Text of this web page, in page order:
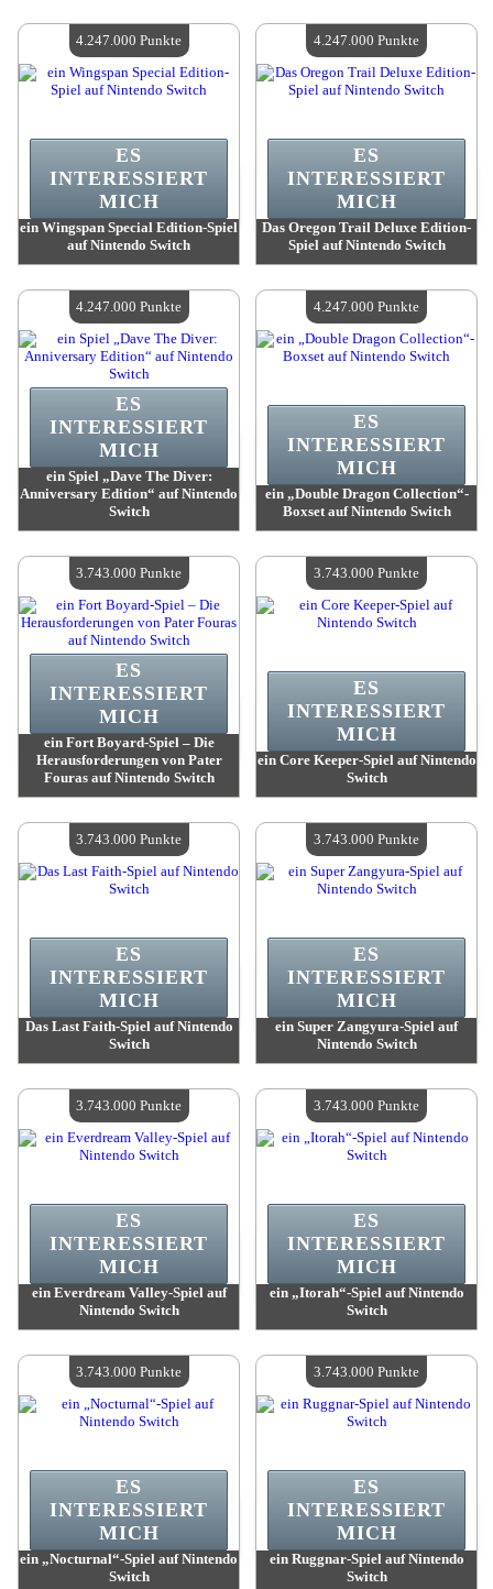
Verfügbare Menge:4
Verfügbare Menge:4
ein Wingspan Special Edition-Spiel
auf Nintendo Switch
Verfügbare Menge:4
ES
INTERESSIERT
MICH
4.247.000 Punkte
Das Oregon Trail Deluxe Edition-
Spiel auf Nintendo Switch
Verfügbare Menge:4
ES
INTERESSIERT
MICH
4.247.000 Punkte
ein Spiel „Dave The Diver:
Anniversary Edition“ auf Nintendo
Switch
Verfügbare Menge:4
ES
INTERESSIERT
MICH
4.247.000 Punkte
ein „Double Dragon Collection“-
Boxset auf Nintendo Switch
Verfügbare Menge:4
ES
INTERESSIERT
MICH
4.247.000 Punkte
ein Fort Boyard-Spiel – Die
Herausforderungen von Pater
Fouras auf Nintendo Switch
Verfügbare Menge:4
ES
INTERESSIERT
MICH
3.743.000 Punkte
ein Core Keeper-Spiel auf Nintendo
Switch
Verfügbare Menge:4
ES
INTERESSIERT
MICH
3.743.000 Punkte
Das Last Faith-Spiel auf Nintendo
Switch
Verfügbare Menge:4
ES
INTERESSIERT
MICH
3.743.000 Punkte
ein Super Zangyura-Spiel auf
Nintendo Switch
Verfügbare Menge:4
ES
INTERESSIERT
MICH
3.743.000 Punkte
ein Everdream Valley-Spiel auf
Nintendo Switch
Verfügbare Menge:4
ES
INTERESSIERT
MICH
3.743.000 Punkte
ein „Itorah“-Spiel auf Nintendo
Switch
Verfügbare Menge:4
ES
INTERESSIERT
MICH
3.743.000 Punkte
ein „Nocturnal“-Spiel auf Nintendo
Switch
ES
INTERESSIERT
MICH
3.743.000 Punkte
ein Ruggnar-Spiel auf Nintendo
Switch
ES
INTERESSIERT
MICH
3.743.000 Punkte